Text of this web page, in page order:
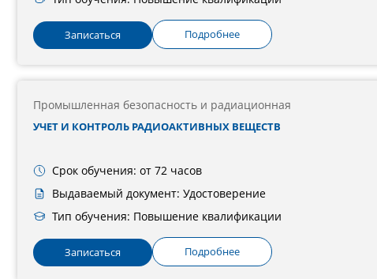
Записаться Подробнее
Промышленная безопасность и радиационная
УЧЕТ И КОНТРОЛЬ РАДИОАКТИВНЫХ ВЕЩЕСТВ
Срок обучения: от 72 часов
Выдаваемый документ: Удостоверение
Тип обучения: Повышение квалификации
Записаться Подробнее